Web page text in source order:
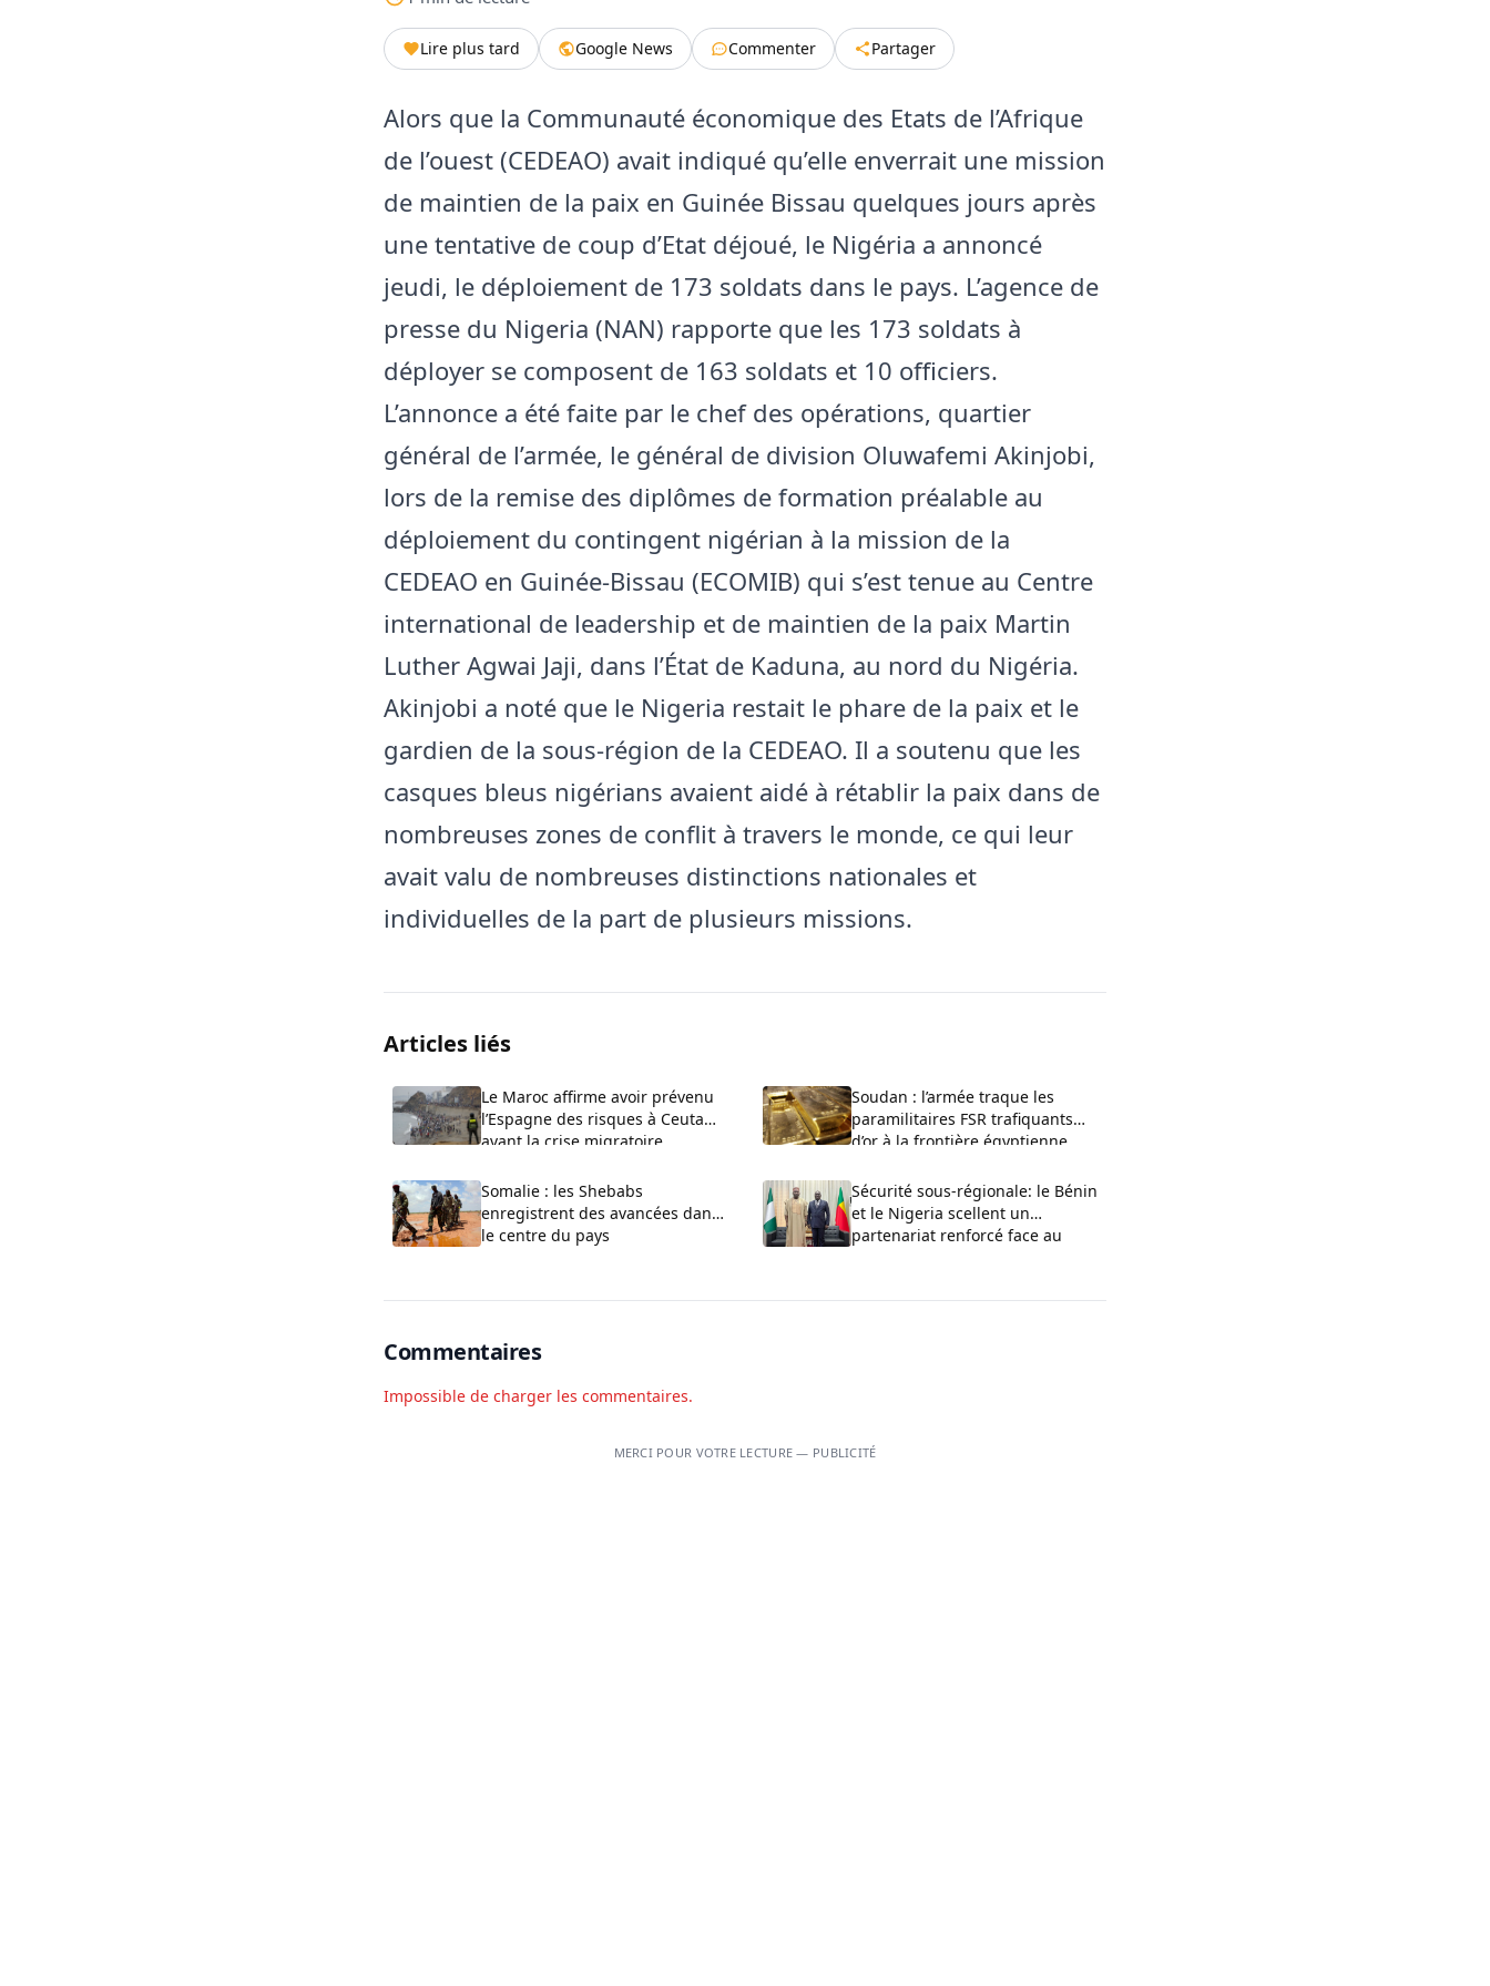
Lire plus tard Google News Commenter Partager
Alors que la Communauté économique des Etats de l’Afrique
de l’ouest (CEDEAO) avait indiqué qu’elle enverrait une mission
de maintien de la paix en Guinée Bissau quelques jours après
une tentative de coup d’Etat déjoué, le Nigéria a annoncé
jeudi, le déploiement de 173 soldats dans le pays. L’agence de
presse du Nigeria (NAN) rapporte que les 173 soldats à
déployer se composent de 163 soldats et 10 officiers.
L’annonce a été faite par le chef des opérations, quartier
général de l’armée, le général de division Oluwafemi Akinjobi,
lors de la remise des diplômes de formation préalable au
déploiement du contingent nigérian à la mission de la
CEDEAO en Guinée-Bissau (ECOMIB) qui s’est tenue au Centre
international de leadership et de maintien de la paix Martin
Luther Agwai Jaji, dans l’État de Kaduna, au nord du Nigéria.
Akinjobi a noté que le Nigeria restait le phare de la paix et le
gardien de la sous-région de la CEDEAO. Il a soutenu que les
casques bleus nigérians avaient aidé à rétablir la paix dans de
nombreuses zones de conflit à travers le monde, ce qui leur
avait valu de nombreuses distinctions nationales et
individuelles de la part de plusieurs missions.
Articles liés
Le Maroc affirme avoir prévenu
l’Espagne des risques à Ceuta
avant la crise migratoire
Soudan : l’armée traque les
paramilitaires FSR trafiquants
d’or à la frontière égyptienne
Somalie : les Shebabs
enregistrent des avancées dans
le centre du pays
Sécurité sous-régionale: le Bénin
et le Nigeria scellent un
partenariat renforcé face au
Commentaires
Impossible de charger les commentaires.
MERCI POUR VOTRE LECTURE — PUBLICITÉ